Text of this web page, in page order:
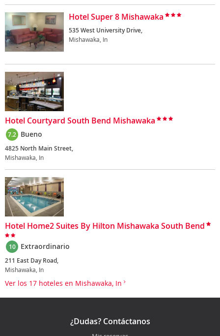
Hotel Super 8 Mishawaka
535 West University Drive,
Mishawaka, In
Hotel Courtyard South Bend Mishawaka
7.2 Bueno
4825 North Main Street,
Mishawaka, In
Hotel Home2 Suites By Hilton Mishawaka South Bend
10 Extraordinario
211 East Day Road,
Mishawaka, In
Ver los 17 hoteles en Mishawaka, In
¿Dudas? Contáctanos